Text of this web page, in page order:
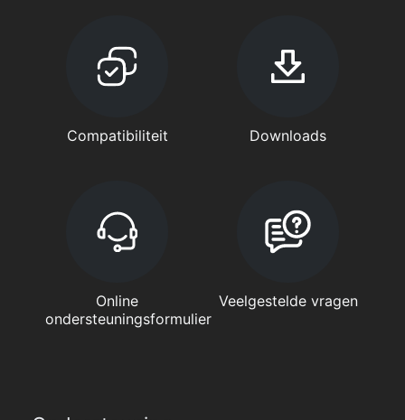
Compatibiliteit Downloads
Online
ondersteuningsformulier
Veelgestelde vragen